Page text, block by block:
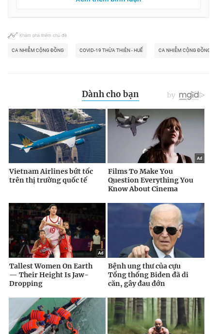
Khám phá thêm chủ đề
CA NHIỄM CỘNG ĐỒNG COVID-19 THỪA THIÊN - HUẾ CA NHIỄM CỘNG ĐỒNG